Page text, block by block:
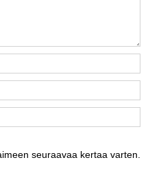
seuraavaa kertaa varten.